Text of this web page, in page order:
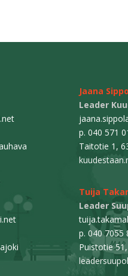
Jaana
Leader
p. 040 571
Taitotie 1,
Tuija
Leader
p. 040 7055
Puistotie